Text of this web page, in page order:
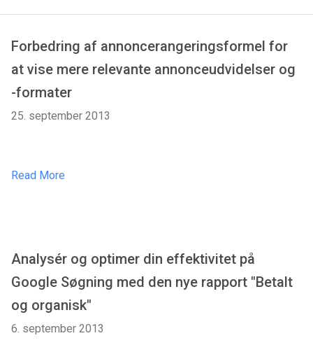
Forbedring af annoncerangeringsformel for
at vise mere relevante annonceudvidelser og
-formater
25. september 2013
Read More
Analysér og optimer din effektivitet på
Google Søgning med den nye rapport "Betalt
og organisk"
6. september 2013